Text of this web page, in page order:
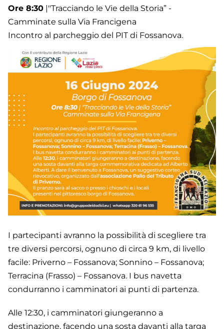
Ore 8:30 |"Tracciando le Vie della Storia” -
Camminate sulla Via Francigena
Incontro al parcheggio del PIT di Fossanova.
I partecipanti avranno la possibilità di scegliere tra
tre diversi percorsi, ognuno di circa 9 km, di livello
facile: Priverno – Fossanova; Sonnino – Fossanova;
Terracina (Frasso) – Fossanova. I bus navetta
condurranno i camminatori ai punti di partenza.
Alle 12:30, i camminatori giungeranno a
destinazione, facendo una sosta davanti alla targa